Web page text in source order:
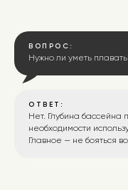
ВОПРОС:
Нужно ли уметь
ОТВЕТ:
Нет. Глубина бассейна
необходимости
Главное — не бояться
Часы работы:
Пн-Пт: с 6:00 до
Телефон: +7 (347)